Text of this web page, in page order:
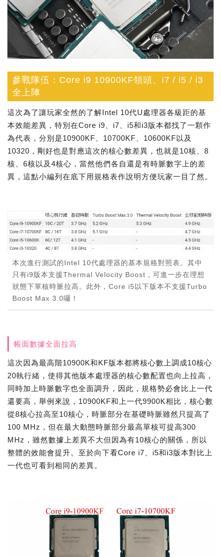
參戰隊伍：Core i9 10900KF領頭、i7 / i5 / i3
全上陣
這次為了讓玩家全然的了解Intel 10代U處理器各級距的基
本效能差異，特別在Core i9、i7、i5和i3版本都找了一顆作
為代表，分別是10900KF、10700KF、10600KF以及
10320，剛好也是對應這次的核心數差異，也就是10核、8
核、6核以及4核心，當然他們各自還是有時脈數字上的差
異，這點小編列在底下用規格表作說明方便玩家一目了然。
本次進行測試的Intel 10代處理器的基本規格對照表。其中
只有i9版本支援Thermal Velocity Boost，可進一步在理想
狀態下單核時脈拉高。此外，Core i5以下版本不支援Turbo
Boost Max 3.0囉！
帳面數據全面拉高
這次因為最高階10900K和KF版本都將核心數上調成10核心
20執行緒，使得其他版本處理器的核心數配置也向上拉高，
同時加上時脈數字也全面調升，因此，規格勢必會比上一代
還要高，舉例來說，10900KF和上一代9900K相比，核心數
從8核心拉高至10核心，時脈部分在基礎時脈雖然只提高了
100 MHz，但在最大動態時脈部分最高單核可提高300
MHz，雖然數據上差異不大但因為有10核心的關係，所以
整體的效能會提升。至於向下看Core i7、i5和i3版本對比上
一代也可看到相同的差異。